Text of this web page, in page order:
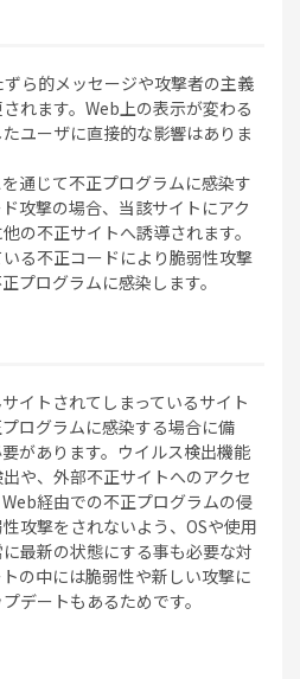
ら的メッセージや攻撃者の主義
れます。Web上の表示が変わる
ユーザに直接的な影響はありま
通じて不正プログラムに感染す
攻撃の場合、当該サイトにアク
の不正サイトへ誘導されます。
る不正コードにより脆弱性攻撃
プログラムに感染します。
イトされてしまっているサイト
ログラムに感染する場合に備
があります。ウイルス検出機能
や、外部不正サイトへのアクセ
経由での不正プログラムの侵
攻撃をされないよう、OSや使用
最新の状態にする事も必要な対
の中には脆弱性や新しい攻撃に
デートもあるためです。